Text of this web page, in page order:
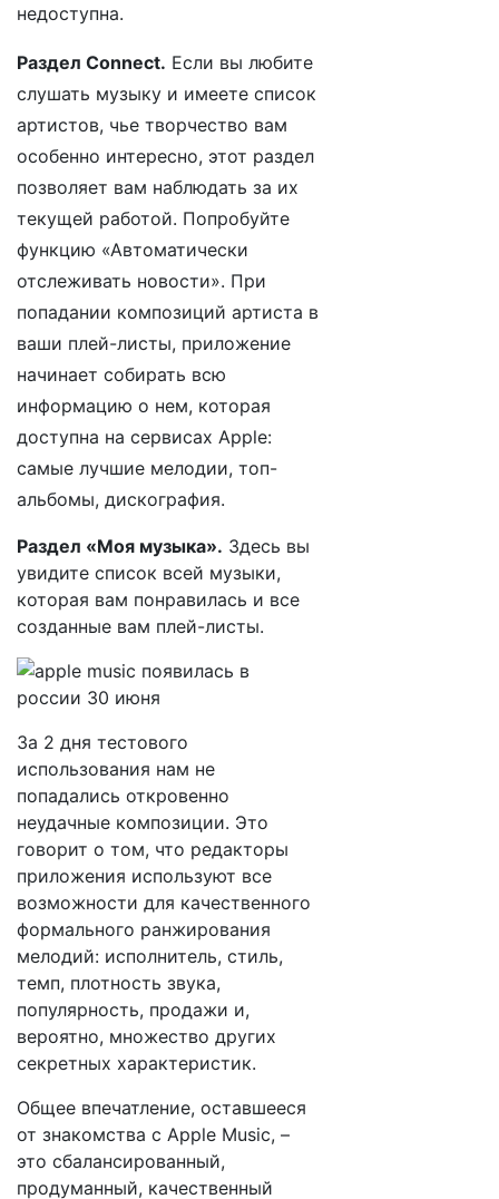
недоступна.
Раздел Connect. Если вы любите
слушать музыку и имеете список
артистов, чье творчество вам
особенно интересно, этот раздел
позволяет вам наблюдать за их
текущей работой. Попробуйте
функцию «Автоматически
отслеживать новости». При
попадании композиций артиста в
ваши плей-листы, приложение
начинает собирать всю
информацию о нем, которая
доступна на сервисах Apple:
самые лучшие мелодии, топ-
альбомы, дискография.
Раздел «Моя музыка». Здесь вы
увидите список всей музыки,
которая вам понравилась и все
созданные вам плей-листы.
За 2 дня тестового
использования нам не
попадались откровенно
неудачные композиции. Это
говорит о том, что редакторы
приложения используют все
возможности для качественного
формального ранжирования
мелодий: исполнитель, стиль,
темп, плотность звука,
популярность, продажи и,
вероятно, множество других
секретных характеристик.
Общее впечатление, оставшееся
от знакомства с Apple Music, –
это сбалансированный,
продуманный, качественный